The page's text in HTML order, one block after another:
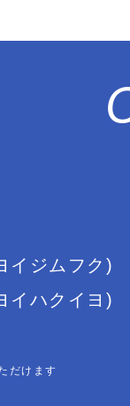
イジムフク)
イハクイヨ)
だけます